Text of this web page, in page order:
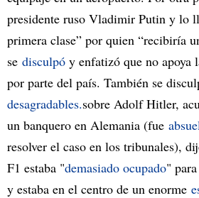
presidente ruso Vladimir Putin y lo
primera clase” por quien “recibiría
se disculpó y enfatizó que no apoya
por parte del país. También se
desagradables.sobre Adolf Hitler,
un banquero en Alemania (fue
resolver el caso en los tribunales),
F1 estaba "demasiado ocupado"
y estaba en el centro de un enorme